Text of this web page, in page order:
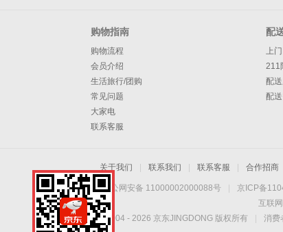
购物指南
购物流程
会员介绍
生活旅行/团购
常见问题
大家电
联系客服
配
上
211
配
配
关于我们 联系我们 联系客服 合作招商
京公网安备 11000002000088号 京ICP备
互联
Copyright © 2004 - 2026 京东JINGDONG 版权所有 消费